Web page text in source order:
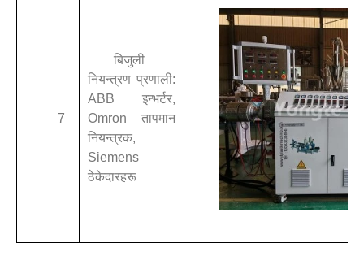
7
बिजुली
नियन्त्रण प्रणाली:
ABB इन्भर्टर,
Omron तापमान
नियन्त्रक,
Siemens
ठेकेदारहरू